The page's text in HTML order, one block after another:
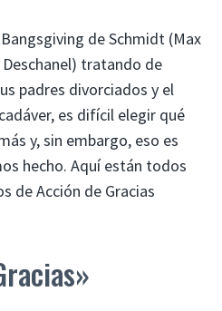
de Schmidt (Max
tratando de
padres divorciados y el
es difícil elegir qué
y, sin embargo, eso es
hecho. Aquí están todos
de Acción de Gracias